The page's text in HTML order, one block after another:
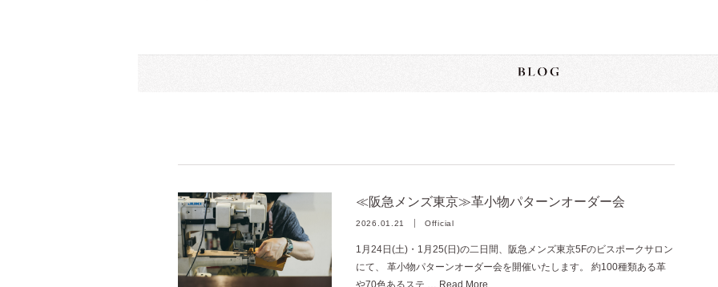
≪阪急メンズ東京≫革小物パターンオーダー会
2026.01.21 Official
1月24日(土)・1月25(日)の二日間、阪急メンズ東京5Fのビスポークサロン
にて、 革小物パターンオーダー会を開催いたします。 約100種類ある革
や70色あるステ … Read More